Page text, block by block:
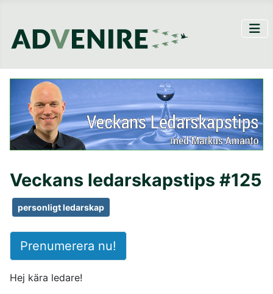
Veckans ledarskapstips #125
personligt ledarskap
Prenumerera nu!
Hej kära ledare!